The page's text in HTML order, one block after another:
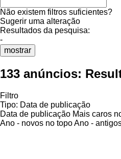
Não existem filtros suficientes?
Sugerir uma alteração
Resultados da pesquisa:
-
mostrar
133 anúncios:
Filtro
Tipo: Data de publicação
Data de publicação Mais caros
Ano - novos no topoAno -